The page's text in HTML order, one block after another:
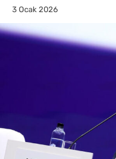
3 Ocak 2026